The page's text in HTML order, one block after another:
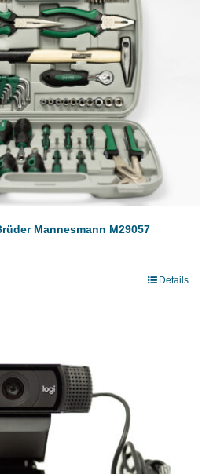
Mannesmann M29057
Details